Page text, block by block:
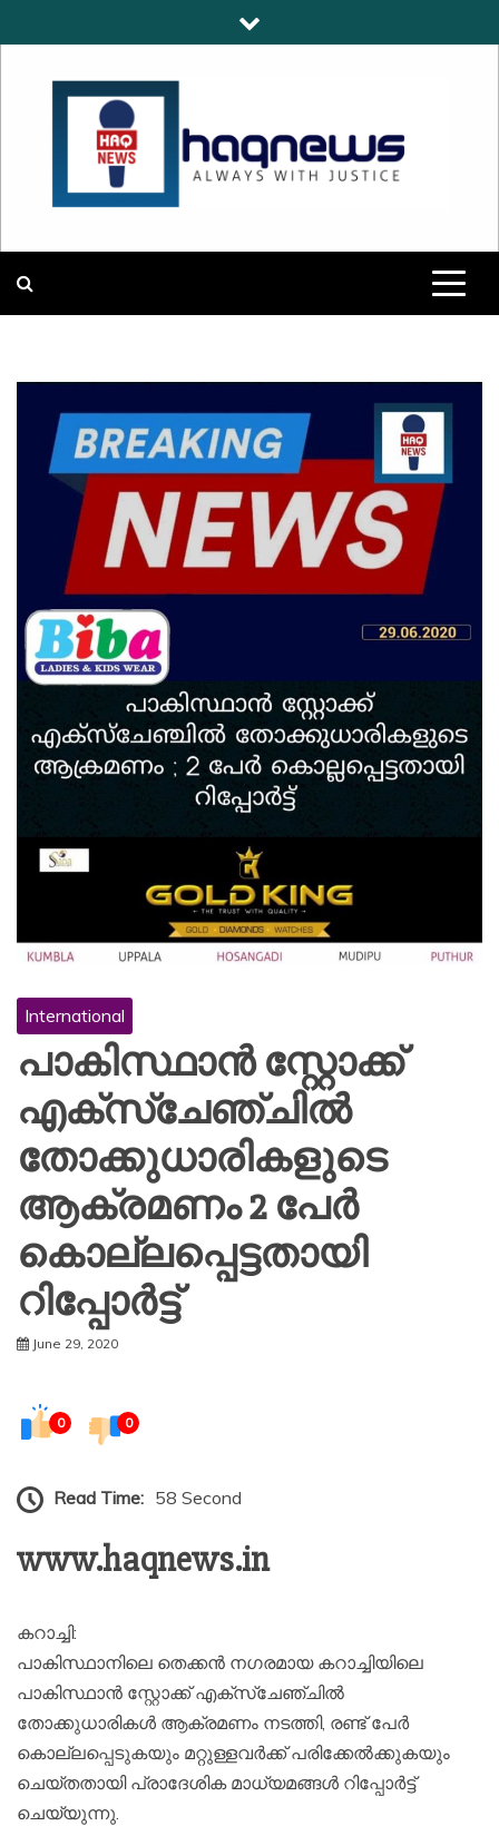
to
HAQNEWS
International
പാകിസ്ഥാൻ സ്റ്റോക്ക്
എക്സ്ചേഞ്ചിൽ
തോക്കുധാരികളുടെ
ആക്രമണം 2 പേർ
കൊല്ലപ്പെട്ടതായി
റിപ്പോർട്ട്
June 29, 2020
0 0
Read Time: 58 Second
www.haqnews.in
കറാച്ചി:
പാകിസ്ഥാനിലെ തെക്കൻ നഗരമായ കറാച്ചിയിലെ
പാകിസ്ഥാൻ സ്റ്റോക്ക് എക്സ്ചേഞ്ചിൽ
തോക്കുധാരികൾ ആക്രമണം നടത്തി, രണ്ട് പേർ
കൊല്ലപ്പെടുകയും മറ്റുള്ളവർക്ക് പരിക്കേൽക്കുകയും
ചെയ്തതായി പ്രാദേശിക മാധ്യമങ്ങൾ റിപ്പോർട്ട്
ചെയ്യുന്നു.